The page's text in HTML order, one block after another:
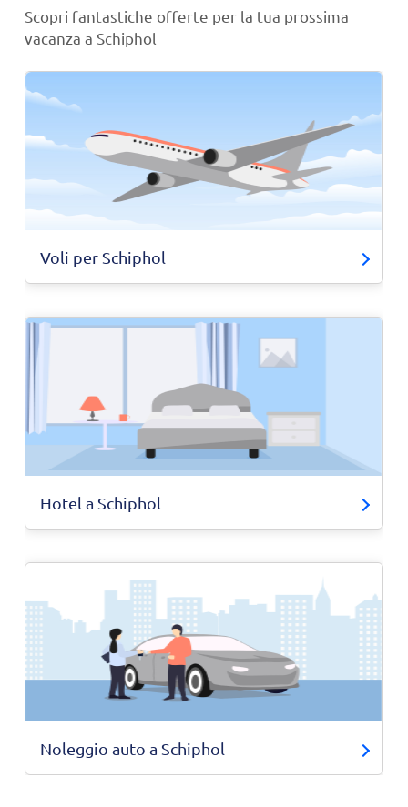
Scopri fantastiche offerte per la tua prossima
vacanza a Schiphol
Voli per Schiphol
Hotel a Schiphol
Noleggio auto a Schiphol